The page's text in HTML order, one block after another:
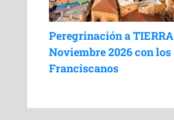
Peregrinación a
Noviembre 2026 con los
Franciscanos